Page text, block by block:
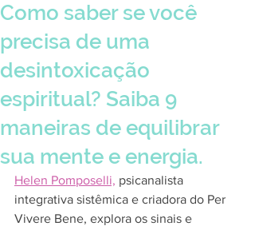
Como saber se você
precisa de uma
desintoxicação
espiritual? Saiba 9
maneiras de equilibrar
sua mente e energia.
Helen Pomposelli, psicanalista
integrativa sistêmica e criadora do Per
Vivere Bene, explora os sinais e